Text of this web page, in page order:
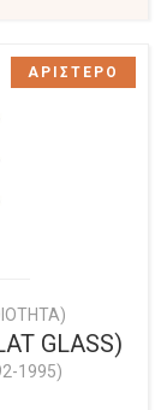
GLASS)
1995)
ΑΡΙΣΤΕΡΟ